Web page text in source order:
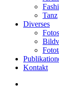
Tanz
Diverses
Kontakt